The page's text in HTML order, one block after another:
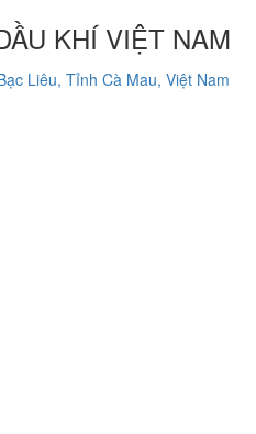
KHÍ VIỆT NAM
Liêu, Tỉnh Cà Mau, Việt Nam